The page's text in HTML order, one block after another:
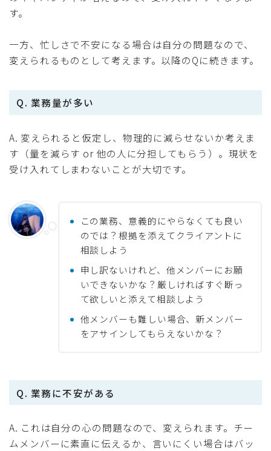
す。
一方、忙しさで不安になる場合は自分の問題なので、
変えられるものとして考えます。以降のQに続きます。
Q. 業務量が多い
A. 変えられると仮定し、物理的に減らせないか考えま
す（量を減らす or 他の人に分担してもらう）。現状を
受け入れてしまわないことが大切です。
この業務、意義的にやらなくても良い
のでは？根拠を添えてクライアントに
相談しよう
申し訳ないけれど、他メンバーにお願
いできないかな？厳しければすぐ断っ
て欲しいと添えて相談しよう
他メンバーも難しい場合、新メンバー
をアサインしてもらえないかな？
Q. 業務に不安がある
A. これは自分の心の問題なので、変えられます。チー
ムメンバーに素直に伝えるか、言いにくい場合はバッ